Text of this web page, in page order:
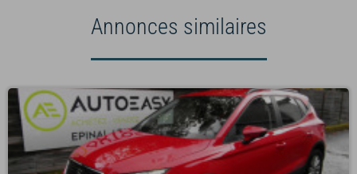
Annonces similaires